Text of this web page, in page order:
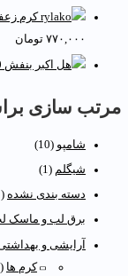
کرم
۷۷۰,۰۰۰ تومان
سازی
شامپو (10)
شیگلم (1)
دسته بندی نشده (11)
برق لب و ماسک لب
آرایشی و بهداشتی (13)
کرم ها (6)